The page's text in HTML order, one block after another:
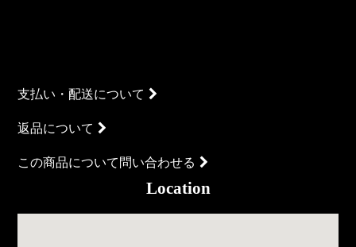
支払い・配送について
返品について
この商品について問い合わせる
Location